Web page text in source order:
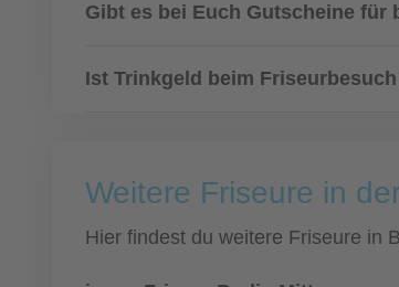
Gibt es bei Euch Gutscheine für
Ist Trinkgeld beim
Weitere Friseure in
Hier findest du weitere Friseure in